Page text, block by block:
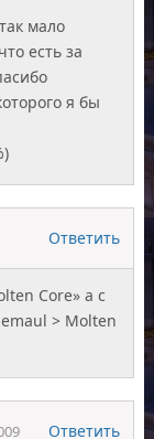
мало
есть за
я бы
Ответить
Core» а с
> Molten
Ответить